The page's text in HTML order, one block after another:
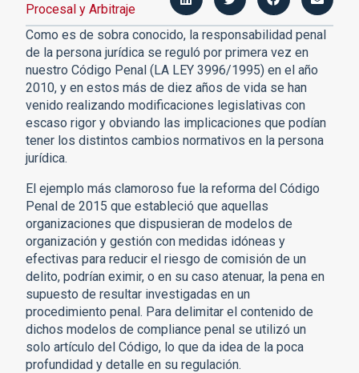
Procesal y Arbitraje
Como es de sobra conocido, la responsabilidad penal
de la persona jurídica se reguló por primera vez en
nuestro Código Penal (LA LEY 3996/1995) en el año
2010, y en estos más de diez años de vida se han
venido realizando modificaciones legislativas con
escaso rigor y obviando las implicaciones que podían
tener los distintos cambios normativos en la persona
jurídica.
El ejemplo más clamoroso fue la reforma del Código
Penal de 2015 que estableció que aquellas
organizaciones que dispusieran de modelos de
organización y gestión con medidas idóneas y
efectivas para reducir el riesgo de comisión de un
delito, podrían eximir, o en su caso atenuar, la pena en
supuesto de resultar investigadas en un
procedimiento penal. Para delimitar el contenido de
dichos modelos de compliance penal se utilizó un
solo artículo del Código, lo que da idea de la poca
profundidad y detalle en su regulación.